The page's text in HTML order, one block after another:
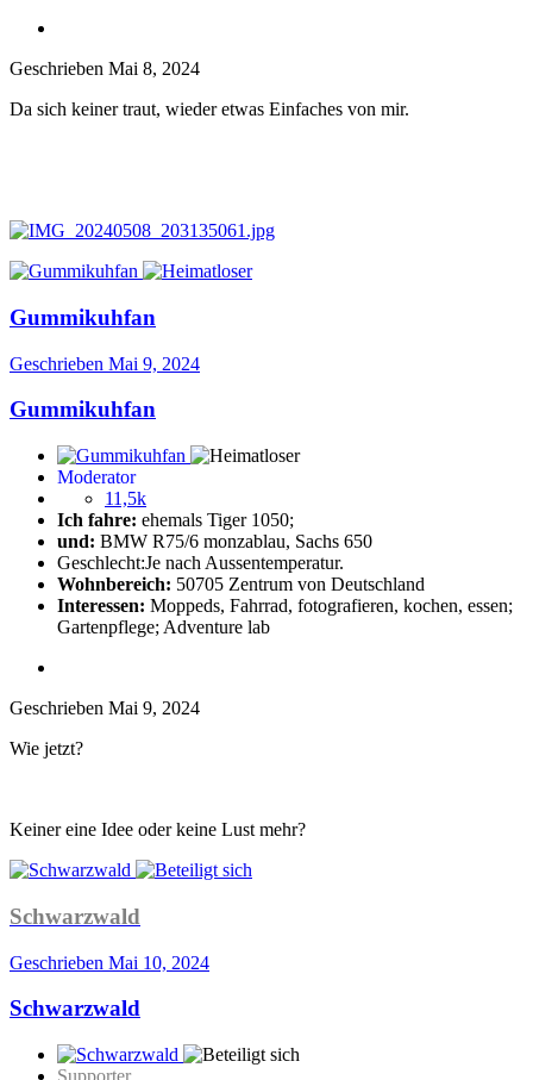
Geschrieben Mai 8, 2024
Da sich keiner traut, wieder etwas Einfaches von mir.
Gummikuhfan
Geschrieben Mai 9, 2024
Gummikuhfan
Moderator
11,5k
Ich fahre: ehemals Tiger 1050;
und: BMW R75/6 monzablau, Sachs 650
Geschlecht:Je nach Aussentemperatur.
Wohnbereich: 50705 Zentrum von Deutschland
Interessen: Moppeds, Fahrrad, fotografieren, kochen, essen;
Gartenpflege; Adventure lab
Geschrieben Mai 9, 2024
Wie jetzt?
Keiner eine Idee oder keine Lust mehr?
Schwarzwald
Geschrieben Mai 10, 2024
Schwarzwald
Supporter